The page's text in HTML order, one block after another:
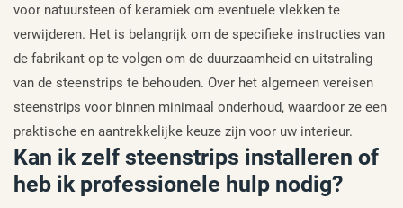
voor natuursteen of keramiek om eventuele vlekken te
verwijderen. Het is belangrijk om de specifieke instructies van
de fabrikant op te volgen om de duurzaamheid en uitstraling
van de steenstrips te behouden. Over het algemeen vereisen
steenstrips voor binnen minimaal onderhoud, waardoor ze een
praktische en aantrekkelijke keuze zijn voor uw interieur.
Kan ik zelf steenstrips installeren of
heb ik professionele hulp nodig?